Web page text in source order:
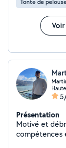
Tonte de
Présentation
Motivé et
compétences